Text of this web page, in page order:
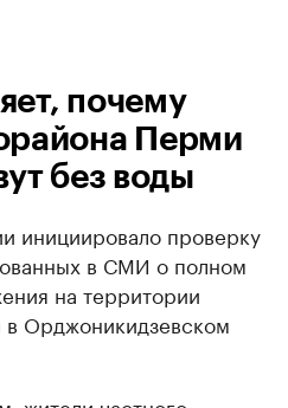
почему
Перми
без воды
инициировало проверку
в СМИ о полном
на территории
Орджоникидзевском